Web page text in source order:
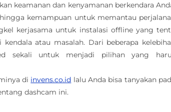
keamanan dan kenyamanan berkendara
kemampuan untuk memantau
kerjasama untuk instalasi offline yang
atau masalah. Dari beberapa
sekali untuk menjadi pilihan yang
di invens.co.id lalu Anda bisa tanyakan
dashcam ini.